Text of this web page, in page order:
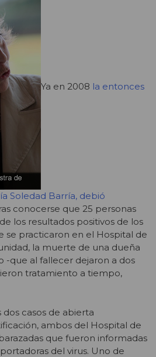
Ya en 2008 la entonces
Soledad Barría, debió
conocerse que 25 personas
los resultados positivos de los
se practicaron en el Hospital de
la muerte de una dueña
-que al fallecer dejaron a dos
tratamiento a tiempo,
casos de abierta
ambos del Hospital de
que fueron informadas
del virus. Uno de